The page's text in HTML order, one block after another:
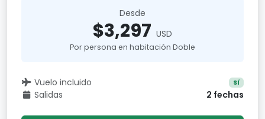
Desde
$3,297 USD
Por persona en habitación Doble
Vuelo incluido Sí
Salidas 2 fechas